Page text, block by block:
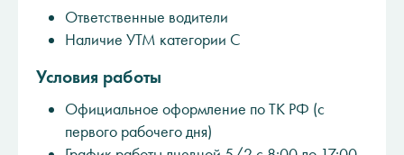
Ответственные водители
Наличие УТМ категории С
Условия работы
Официальное оформление по ТК РФ (с
первого рабочего дня)